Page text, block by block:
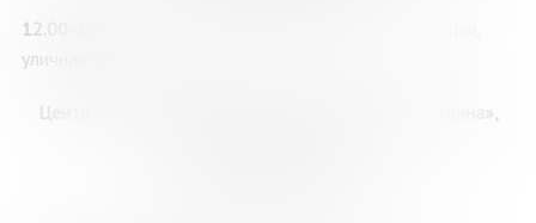
12.00-20.00
уличная площадка)
Центр научно-технологического творчества «Родина»,